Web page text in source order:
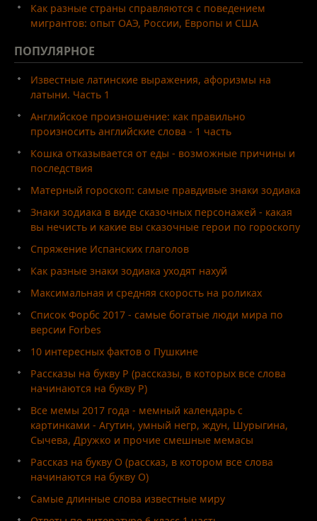
Как разные страны справляются с поведением
мигрантов: опыт ОАЭ, России, Европы и США
ПОПУЛЯРНОЕ
Известные латинские выражения, афоризмы на
латыни. Часть 1
Английское произношение: как правильно
произносить английские слова - 1 часть
Кошка отказывается от еды - возможные причины и
последствия
Матерный гороскоп: самые правдивые знаки зодиака
Знаки зодиака в виде сказочных персонажей - какая
вы нечисть и какие вы сказочные герои по гороскопу
Спряжение Испанских глаголов
Как разные знаки зодиака уходят нахуй
Максимальная и средняя скорость на роликах
Список Форбс 2017 - самые богатые люди мира по
версии Forbes
10 интересных фактов о Пушкине
Рассказы на букву Р (рассказы, в которых все слова
начинаются на букву Р)
Все мемы 2017 года - мемный календарь с
картинками - Агутин, умный негр, ждун, Шурыгина,
Сычева, Дружко и прочие смешные мемасы
Рассказ на букву О (рассказ, в котором все слова
начинаются на букву О)
Самые длинные слова известные миру